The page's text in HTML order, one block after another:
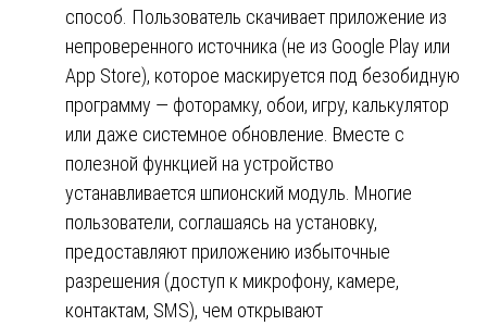
способ. Пользователь скачивает приложение из
непроверенного источника (не из Google Play или
App Store), которое маскируется под безобидную
программу — фоторамку, обои, игру, калькулятор
или даже системное обновление. Вместе с
полезной функцией на устройство
устанавливается шпионский модуль. Многие
пользователи, соглашаясь на установку,
предоставляют приложению избыточные
разрешения (доступ к микрофону, камере,
контактам, SMS), чем открывают